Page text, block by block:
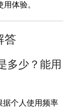
体验。
答
多少？能用
据个人使用频率